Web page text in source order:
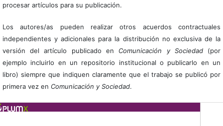
procesar artículos para su publicación.
Los autores/as pueden realizar otros acuerdos contractuales
independientes y adicionales para la distribución no exclusiva de la
versión del artículo publicado en Comunicación y Sociedad(por
ejemplo incluirlo en un repositorio institucional o publicarlo en un
libro) siempre que indiquen claramente que el trabajo se publicó por
primera vez en Comunicación y Sociedad.